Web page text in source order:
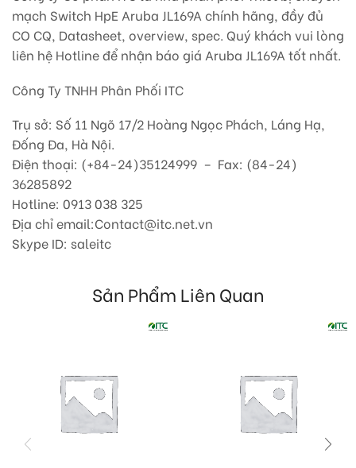
mạch Switch HpE Aruba JL169A chính hãng, đầy đủ
CO CQ, Datasheet, overview, spec. Quý khách vui lòng
liên hệ Hotline để nhận báo giá Aruba JL169A tốt nhất.
Công Ty TNHH Phân Phối ITC
Trụ sở: Số 11 Ngõ 17/2 Hoàng Ngọc Phách, Láng Hạ,
Đống Đa, Hà Nội.
Điện thoại: (+84-24)35124999 – Fax: (84-24)
36285892
Hotline: 0913 038 325
Địa chỉ email:Contact@itc.net.vn
Skype ID: saleitc
Sản Phẩm Liên Quan